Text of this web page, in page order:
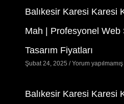
Balıkesir Karesi Karesi
Mah | Profesyonel Web
Tasarım Fiyatları
Şubat 24, 2025 Yorum yapılmamış
Balıkesir Karesi Karesi